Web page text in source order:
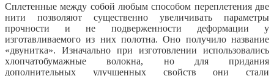
Сплетенные между собой любым способом переплетения две
нити позволяют существенно увеличивать параметры
прочности и не подверженности деформации у
изготавливаемого из них полотна. Оно получило название
«двунитка». Изначально при изготовлении использовались
хлопчатобумажные волокна, но для придания
дополнительных улучшенных свойств они стали